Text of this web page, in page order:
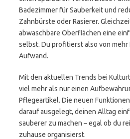
Badezimmer für Sauberkeit und
Zahnbürste oder Rasierer.
abwaschbare Oberflächen eine
selbst. Du profitierst also von mehr
Aufwand.
Mit den aktuellen Trends bei
viel mehr als nur einen
Pflegeartikel. Die neuen
darauf ausgelegt, deinen Alltag
sauberer zu machen – egal ob du
zuhause organisierst.